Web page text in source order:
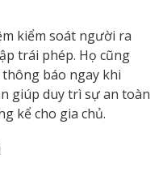
kiểm soát người ra
trái phép. Họ cũng
báo ngay khi
giúp duy trì sự an toàn
kể cho gia chủ.